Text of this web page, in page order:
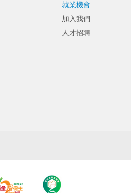
就業機會
加入我們
人才招聘